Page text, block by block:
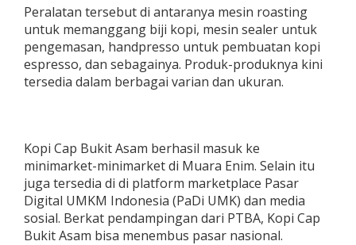
Peralatan tersebut di antaranya mesin roasting
untuk memanggang biji kopi, mesin sealer untuk
pengemasan, handpresso untuk pembuatan kopi
espresso, dan sebagainya. Produk-produknya kini
tersedia dalam berbagai varian dan ukuran.
Kopi Cap Bukit Asam berhasil masuk ke
minimarket-minimarket di Muara Enim. Selain itu
juga tersedia di di platform marketplace Pasar
Digital UMKM Indonesia (PaDi UMK) dan media
sosial. Berkat pendampingan dari PTBA, Kopi Cap
Bukit Asam bisa menembus pasar nasional.